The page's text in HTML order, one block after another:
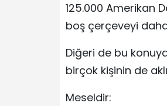
125.000 Amerikan
boş çerçeveyi
Diğeri de bu
birçok kişinin de
Meseldir: